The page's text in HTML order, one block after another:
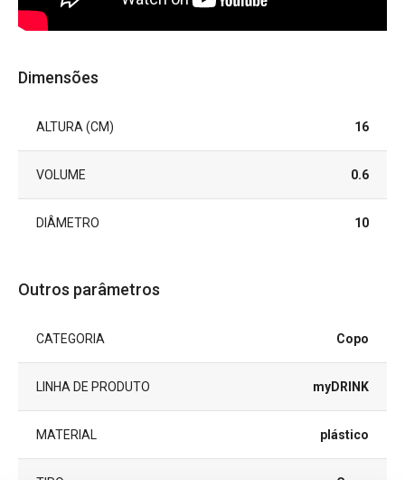
Dimensões
ALTURA (CM) 16
VOLUME 0.6
DIÂMETRO 10
Outros parâmetros
CATEGORIA Copo
LINHA DE PRODUTO myDRINK
MATERIAL plástico